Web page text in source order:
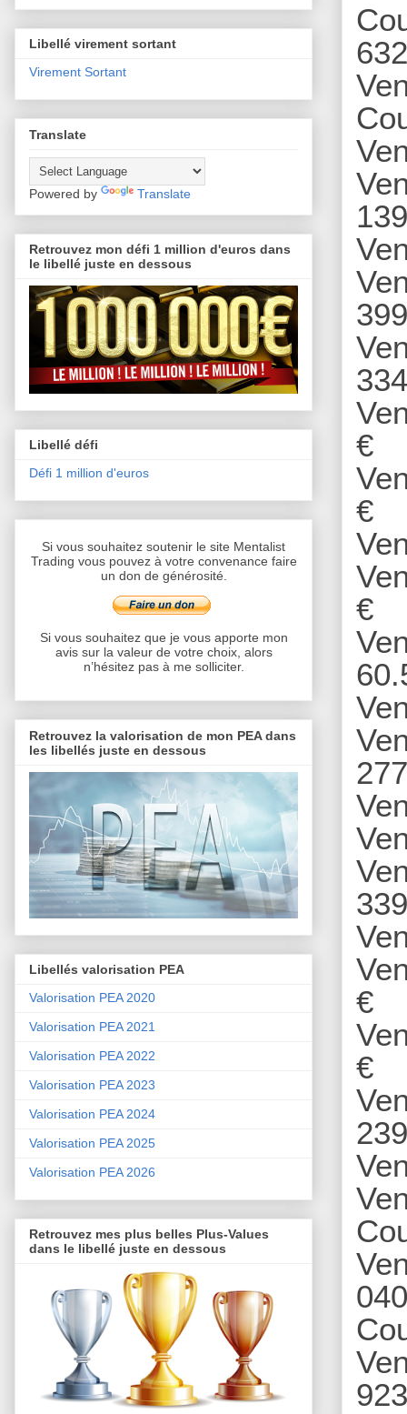
€
€
€
€
€
Libellé virement sortant
Virement Sortant
Translate
Powered by Translate
Retrouvez mon défi 1 million d'euros dans
le libellé juste en dessous
Libellé défi
Défi 1 million d'euros
Si vous souhaitez soutenir le site Mentalist
Trading vous pouvez à votre convenance faire
un don de générosité.
Si vous souhaitez que je vous apporte mon
avis sur la valeur de votre choix, alors
n’hésitez pas à me solliciter.
Retrouvez la valorisation de mon PEA dans
les libellés juste en dessous
Libellés valorisation PEA
Valorisation PEA 2020
Valorisation PEA 2021
Valorisation PEA 2022
Valorisation PEA 2023
Valorisation PEA 2024
Valorisation PEA 2025
Valorisation PEA 2026
Retrouvez mes plus belles Plus-Values
dans le libellé juste en dessous